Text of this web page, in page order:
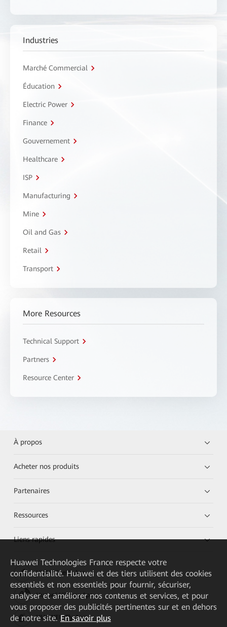
Industries
Marché Commercial
Éducation
Electric Power
Finance
Gouvernement
Healthcare
ISP
Manufacturing
Mine
Oil and Gas
Retail
Transport
More Resources
Technical Support
Partners
Resource Center
À propos
Acheter nos produits
Partenaires
Ressources
Liens rapides
HUAWEI eKit App
Huawei HiKnow App
HUAWEI eFly App
Huawei Technologies France respecte votre
confidentialité. Huawei et des tiers utilisent des cookies
essentiels et non essentiels pour fournir, sécuriser,
analyser et améliorer nos contenus et services, et pour
vous proposer des publicités pertinentes sur et en dehors
de notre site. En savoir plus